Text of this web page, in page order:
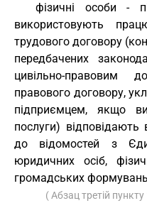
фізичні особи -
використовують
трудового договору
передбачених
цивільно-правовим
правового договору,
підприємцем, якщо
послуги) відповідають
до відомостей з
юридичних осіб,
громадських
( Абзац третій пункту